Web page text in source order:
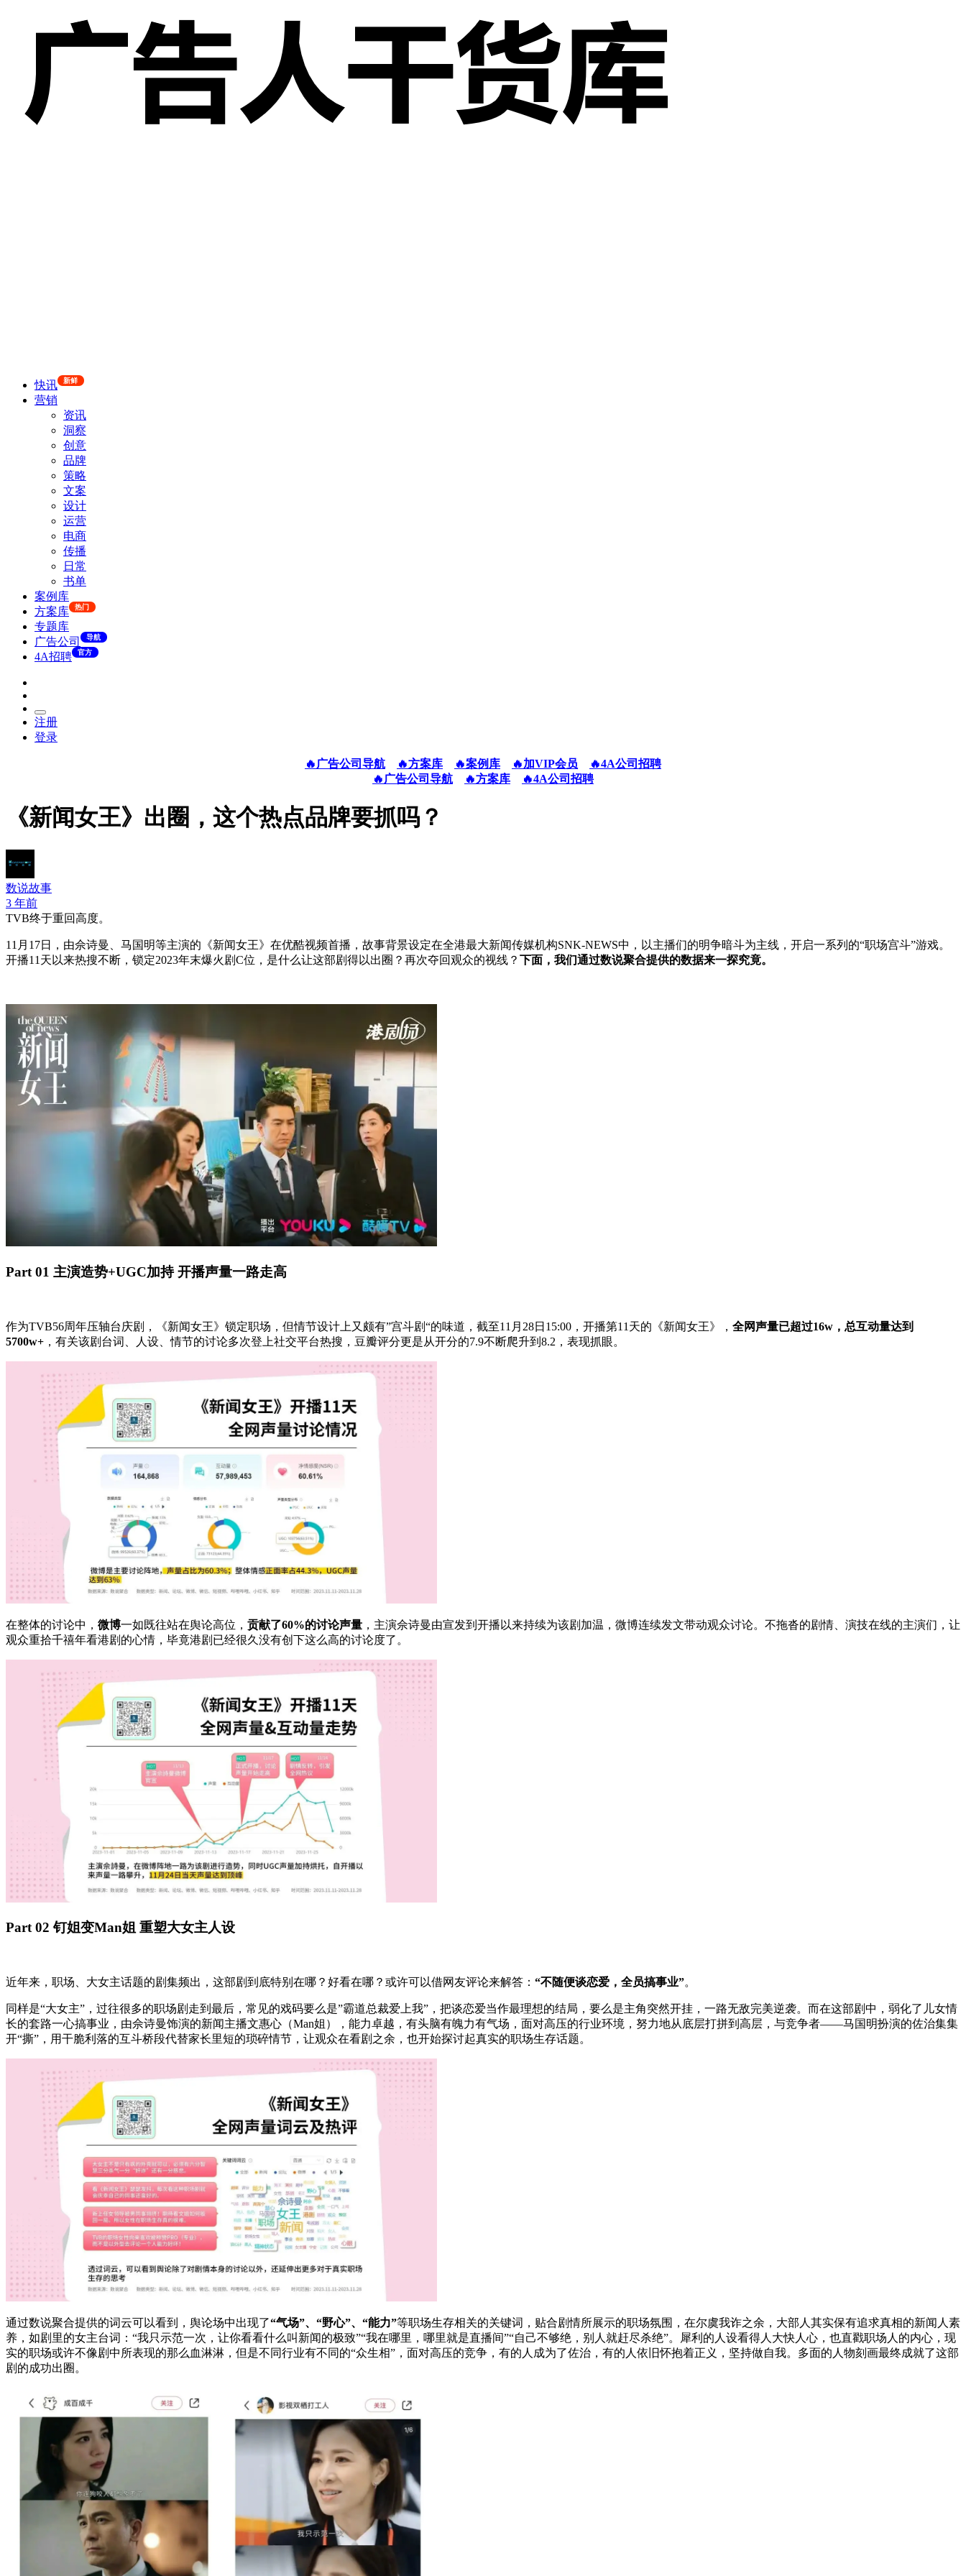
快讯 新鲜
营销
资讯
洞察
创意
品牌
策略
文案
设计
运营
电商
传播
日常
书单
案例库
方案库
热门
专题库
广告公司
导航
4A招聘 官方
注册
登录
🔥广告公司导航 🔥方案库 🔥案例库 🔥加VIP会员
🔥4A公司招聘
🔥广告公司导航
🔥方案库 🔥4A公司招聘
《新闻女王》出圈，这个热点品牌要抓吗？
数说故事
3 年前
TVB终于重回高度。
11月17日，由佘诗曼、马国明等主演的《新闻女王》在优酷视频首播，故事背景设定在全港最大新闻传媒机构SNK-NEWS中，以主播们的明争暗斗为主线，开启一系列的“职场宫斗”游戏。
开播11天以来热搜不断，锁定2023年末爆火剧C位，是什么让这部剧得以出圈？再次夺回观众的视线？ 下面，我们通过数说聚合提供的数据来一探究竟。
Part 01 主演造势+UGC加持开播声量一路走高
作为TVB56周年压轴台庆剧，《新闻女王》锁定职场，但情节设计上又颇有”宫斗剧“的味道，截至11月28日15:00，开播第11天的《新闻女王》， 全网声量已超过16w，总互动量达到
5700w+ ，有关该剧台词、人设、情节的讨论多次登上社交平台热搜，豆瓣评分更是从开分的7.9不断爬升到8.2，表现抓眼。
在整体的讨论中， 微博一如既往站在舆论高位， 贡献了60%的讨论声量 ，主演佘诗曼由宣发到开播以来持续为该剧加温，微博连续发文带动观众讨论。不拖沓的剧情、演技在线的主演们，让
观众重拾千禧年看港剧的心情，毕竟港剧已经很久没有创下这么高的讨论度了。
Part 02钉姐变Man姐 重塑大女主人设
近年来，职场、大女主话题的剧集频出，这部剧到底特别在哪？好看在哪？或许可以借网友评论来解答： “不随便谈恋爱，全员搞事业”。
同样是“大女主”，过往很多的职场剧走到最后，常见的戏码要么是”霸道总裁爱上我”，把谈恋爱当作最理想的结局，要么是主角突然开挂，一路无敌完美逆袭。而在这部剧中，弱化了儿女情
长的套路一心搞事业，由佘诗曼饰演的新闻主播文惠心（Man姐），能力卓越，有头脑有魄力有气场，面对高压的行业环境，努力地从底层打拼到高层，与竞争者——马国明扮演的佐治集集
开“撕”，用干脆利落的互斗桥段代替家长里短的琐碎情节，让观众在看剧之余，也开始探讨起真实的职场生存话题。
通过数说聚合提供的词云可以看到，舆论场中出现了“气场”、“野心”、“能力”等职场生存相关的关键词，贴合剧情所展示的职场氛围，在尔虞我诈之余，大部人其实保有追求真相的新闻人素
养，如剧里的女主台词：“我只示范一次，让你看看什么叫新闻的极致”“我在哪里，哪里就是直播间”“自己不够绝，别人就赶尽杀绝”。犀利的人设看得人大快人心，也直戳职场人的内心，现
实的职场或许不像剧中所表现的那么血淋淋，但是不同行业有不同的“众生相”，面对高压的竞争，有的人成为了佐治，有的人依旧怀抱着正义，坚持做自我。多面的人物刻画最终成就了这部
剧的成功出圈。